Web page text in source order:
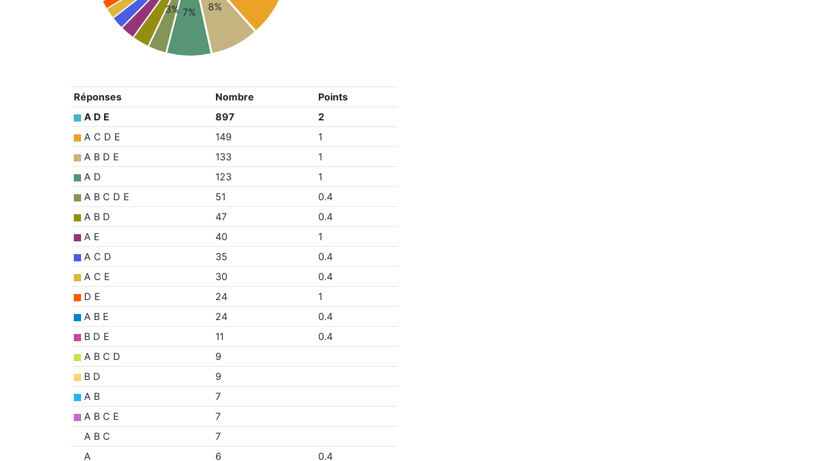
8%
7%
3%
Réponses Nombre
Points
A D E
897
2
A C D E
149
1
A B D E
133
1
A D
123
1
A B C D E
51
0.4
A B D
47
0.4
A E
40
1
A C D
35
0.4
A C E
30
0.4
D E
24
1
A B E
24
0.4
B D E
11
0.4
A B C D
9
B D
9
A B
7
A B C E
7
A B C
7
A
6
0.4